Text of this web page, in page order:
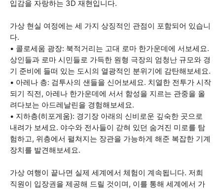
입감을 자랑하는 3D 재현입니다.
가상 현실 여정에는 세 가지 상징적인 관점이 포함되어 있습니
다.
• 콜로세움 광장: 북적거리는 고대 로마 한가운데에 서보세요.
상인들과 로마 시민들로 가득한 원형 극장의 엄청난 규모와 경
기 준비에 들떠 있는 도시의 열광적인 분위기에 감탄해보세요.
• 아레나 층: 검투사의 샌들을 신어보세요. 치열한 전투가 시작
되기 직전, 아레나 한가운데에 서서 함성을 지르는 관중을 올
려다보는 아드레날린을 경험해보세요.
• 지하층(히포게움): 경기장 아래의 신비로운 깊숙한 곳으로
내려가 보세요. 야수와 전사들이 갇혀 있던 숨겨진 미로를 탐
험하고, 위층에서 펼쳐지는 장관을 가능하게 해준 복잡한 기계
장치를 발견해보세요.
가상 여행이 끝나면 실제 세계에서 체험이 계속됩니다. 저희
직원이 입장권을 제공해 드릴 것이며, 이를 통해 세계에서 가